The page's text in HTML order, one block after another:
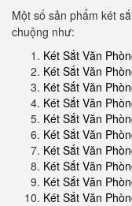
Một số sản phẩm két
chuộng như:
Két Sắt Văn
Két Sắt Văn
Két Sắt Văn
Két Sắt Văn
Két Sắt Văn
Két Sắt Văn
Két Sắt Văn
Két Sắt Văn
Két Sắt Văn
Két Sắt Văn